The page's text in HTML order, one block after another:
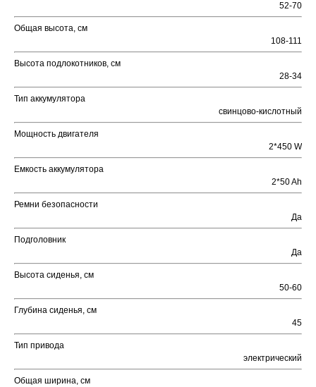
52-70
Общая высота, см
108-111
Высота подлокотников, см
28-34
Тип аккумулятора
свинцово-кислотный
Мощность двигателя
2*450 W
Емкость аккумулятора
2*50 Ah
Ремни безопасности
Да
Подголовник
Да
Высота сиденья, см
50-60
Глубина сиденья, см
45
Тип привода
электрический
Общая ширина, см